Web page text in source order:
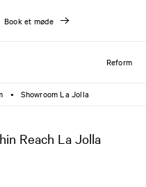
Reform
Book et møde
● Showroom La Jolla
Reach La Jolla